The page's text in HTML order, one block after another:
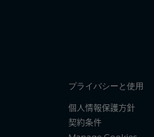
プライバシーと使用
個人情報保護方針
契約条件